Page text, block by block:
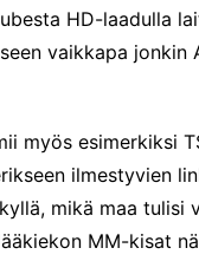
HD-laadulla
vaikkapa jonkin
myös esimerkiksi
ilmestyvien
mikä maa tulisi
MM-kisat